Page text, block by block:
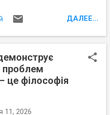
приділялась необхідності
ПЦПСД – провели
розробки статутів. Під
експерти ПЦПСД
проєкту «Допомога
громадам Херсонської
статутів» : сприяти
залучення жителів
ДАЛЕЕ...
проблем
це філософія
11, 2026